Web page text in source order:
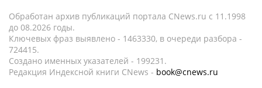
Обработан архив публикаций портала CNews.ru c 11.1998
до 08.2026 годы.
Ключевых фраз выявлено - 1463330, в очереди разбора -
724415.
Создано именных указателей - 199231.
Редакция Индексной книги CNews - book@cnews.ru